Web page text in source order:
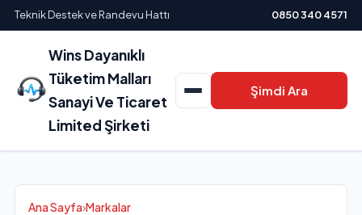
Teknik Destek ve Randevu Hattı 0850 340 4571
Wins Dayanıklı
Tüketim Malları
Sanayi Ve Ticaret
Limited Şirketi
Şimdi Ara
Ana Sayfa›Markalar